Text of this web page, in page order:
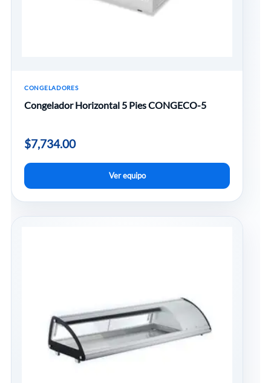
CONGELADORES
Congelador Horizontal 5 Pies CONGECO-5
$7,734.00
Ver equipo